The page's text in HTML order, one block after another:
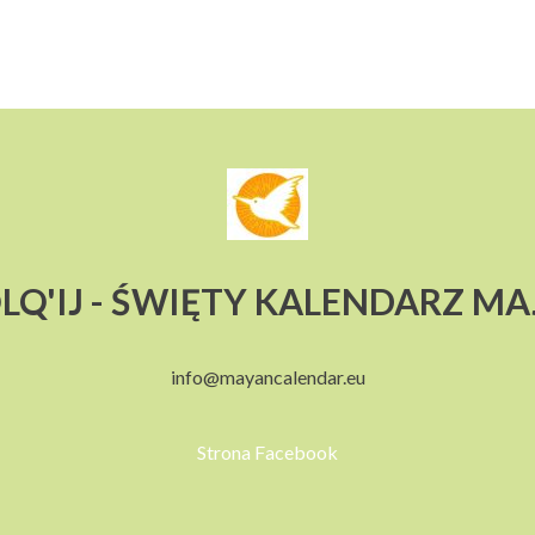
- ŚWIĘTY KALENDARZ
info@mayancalendar.eu
Strona Facebook